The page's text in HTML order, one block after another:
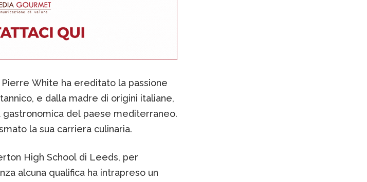
White ha ereditato la passione
e dalla madre di origini italiane,
gastronomica del paese mediterraneo.
la sua carriera culinaria.
High School di Leeds, per
alcuna qualifica ha intrapreso un